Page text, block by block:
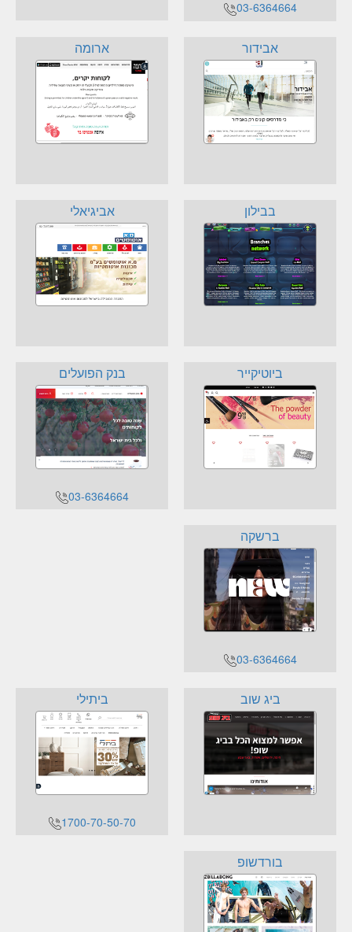
03-6364664
ארומה אבידור
אביגיאלי בבילון
בנק הפועלים
03-6364664
ביוטיקייר
ברשקה
03-6364664
ביתילי
1700-70-50-70
ביג שוב
בורדשופ